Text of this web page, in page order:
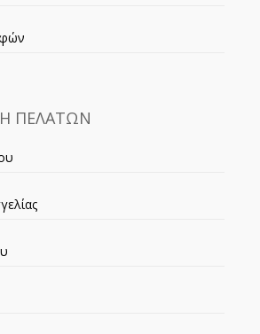
ΠΕΛΑΤΩΝ